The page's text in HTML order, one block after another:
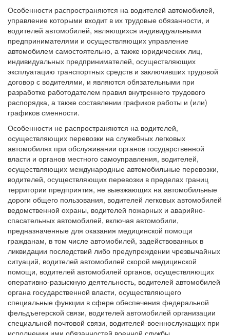
Особенности распространяются на водителей автомобилей,
управление которыми входит в их трудовые обязанности, и
водителей автомобилей, являющихся индивидуальными
предпринимателями и осуществляющих управление
автомобилем самостоятельно, а также юридических лиц,
индивидуальных предпринимателей, осуществляющих
эксплуатацию транспортных средств и заключивших трудовой
договор с водителями, и являются обязательными при
разработке работодателем правил внутреннего трудового
распорядка, а также составлении графиков работы и (или)
графиков сменности.
Особенности не распространяются на водителей,
осуществляющих перевозки на служебных легковых
автомобилях при обслуживании органов государственной
власти и органов местного самоуправления, водителей,
осуществляющих международные автомобильные перевозки,
водителей, осуществляющих перевозки в пределах границ
территории предприятия, не выезжающих на автомобильные
дороги общего пользования, водителей легковых автомобилей
ведомственной охраны, водителей пожарных и аварийно-
спасательных автомобилей, включая автомобили,
предназначенные для оказания медицинской помощи
гражданам, в том числе автомобилей, задействованных в
ликвидации последствий либо предупреждении чрезвычайных
ситуаций, водителей автомобилей скорой медицинской
помощи, водителей автомобилей органов, осуществляющих
оперативно-разыскную деятельность, водителей автомобилей
органа государственной власти, осуществляющего
специальные функции в сфере обеспечения федеральной
фельдъегерской связи, водителей автомобилей организации
специальной почтовой связи, водителей-военнослужащих при
исполнении ими обязанностей военной службы.